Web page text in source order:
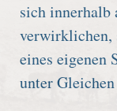
sich innerhalb
verwirklichen,
eines eigenen
unter